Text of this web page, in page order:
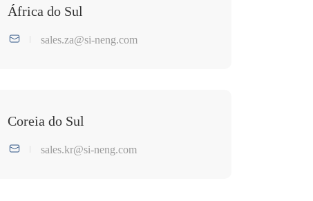
África do Sul
sales.za@si-neng.com
Coreia do Sul
sales.kr@si-neng.com